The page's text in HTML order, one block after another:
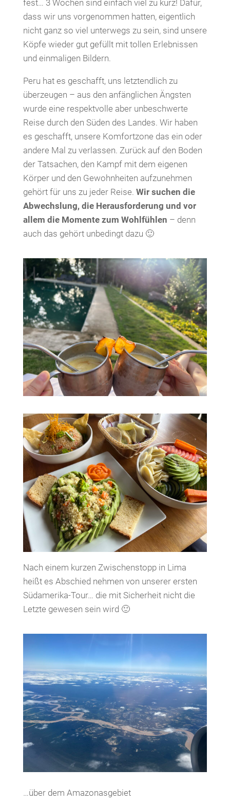
fest… 3 Wochen sind einfach viel zu kurz! Dafür,
dass wir uns vorgenommen hatten, eigentlich
nicht ganz so viel unterwegs zu sein, sind unsere
Köpfe wieder gut gefüllt mit tollen Erlebnissen
und einmaligen Bildern.
Peru hat es geschafft, uns letztendlich zu
überzeugen – aus den anfänglichen Ängsten
wurde eine respektvolle aber unbeschwerte
Reise durch den Süden des Landes. Wir haben
es geschafft, unsere Komfortzone das ein oder
andere Mal zu verlassen. Zurück auf den Boden
der Tatsachen, den Kampf mit dem eigenen
Körper und den Gewohnheiten aufzunehmen
gehört für uns zu jeder Reise. Wir suchen die
Abwechslung, die Herausforderung und vor
allem die Momente zum Wohlfühlen – denn
auch das gehört unbedingt dazu 🙂
Nach einem kurzen Zwischenstopp in Lima
heißt es Abschied nehmen von unserer ersten
Südamerika-Tour… die mit Sicherheit nicht die
Letzte gewesen sein wird 🙂
…über dem Amazonasgebiet